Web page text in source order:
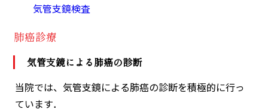
気管支鏡検査
肺癌診療
気管支鏡による肺癌の診断
当院では、気管支鏡による肺癌の診断を積極的に行っ
ています．